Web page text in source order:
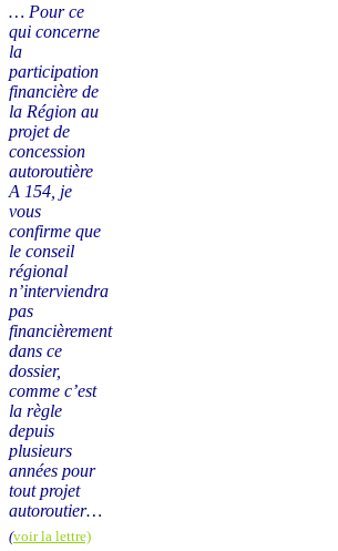
… Pour ce
qui concerne
la
participation
financière de
la Région au
projet de
concession
autoroutière
A 154, je
vous
confirme que
le conseil
régional
n’interviendra
pas
financièrement
dans ce
dossier,
comme c’est
la règle
depuis
plusieurs
années pour
tout projet
autoroutier…
(voir la lettre)